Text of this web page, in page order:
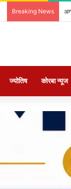
Breaking News
ज्योतिष कोरबा न्यूज